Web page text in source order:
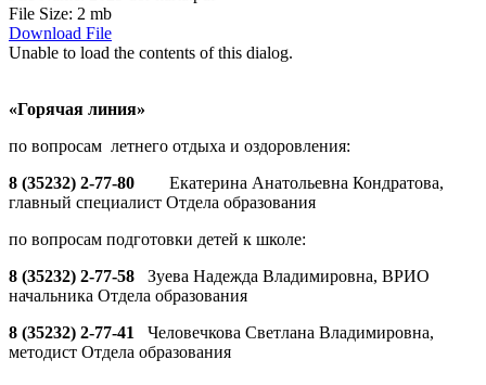
File Size: 2 mb
Download File
Unable to load the contents of this dialog.
«Горячая линия»
по вопросам летнего отдыха и оздоровления:
8 (35232) 2-77-80 Екатерина Анатольевна Кондратова,
главный специалист Отдела образования
по вопросам подготовки детей к школе:
8 (35232) 2-77-58 Зуева Надежда Владимировна, ВРИО
начальника Отдела образования
8 (35232) 2-77-41 Человечкова Светлана Владимировна,
методист Отдела образования